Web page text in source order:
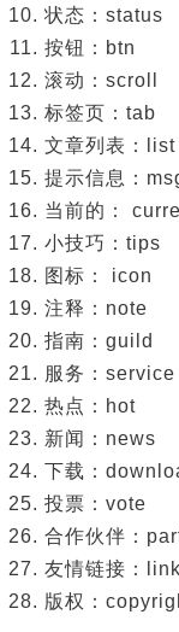
状态：status
按钮：btn
滚动：scroll
标签页：tab
文章列表：list
提示信息：
当前的：
小技巧：tips
图标： icon
注释：note
指南：guild
服务：service
热点：hot
新闻：news
下载：
投票：vote
合作伙伴：
友情链接：link
版权：